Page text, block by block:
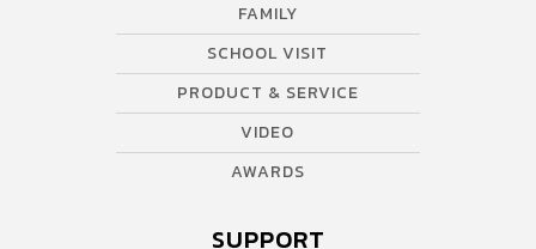
FAMILY
SCHOOL VISIT
PRODUCT & SERVICE
VIDEO
AWARDS
SUPPORT